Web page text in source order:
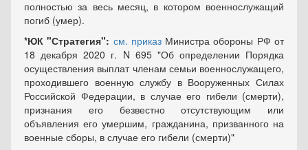
полностью за весь месяц, в котором военнослужащий
погиб (умер).
*ЮК "Стратегия": см. приказМинистра обороны РФ от
18 декабря 2020 г. N 695 "Об определении Порядка
осуществления выплат членам семьи военнослужащего,
проходившего военную службу в Вооруженных Силах
Российской Федерации, в случае его гибели (смерти),
признания его безвестно отсутствующим или
объявления его умершим, гражданина, призванного на
военные сборы, в случае его гибели (смерти)"